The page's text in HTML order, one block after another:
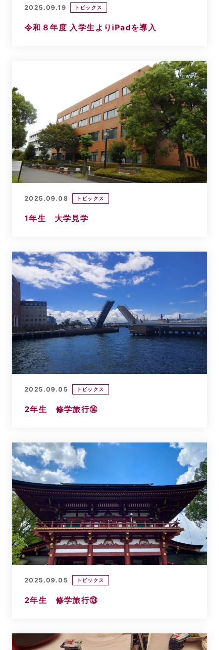
2025.09.19 トピックス
令和８年度 入学生よりiPadを導入
2025.09.08 トピックス
1年生 大学見学
2025.09.05 トピックス
2年生 修学旅行⑭
2025.09.05 トピックス
2年生 修学旅行⑬